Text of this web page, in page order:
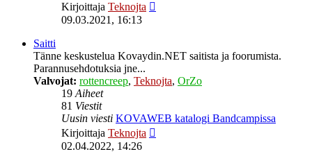
Kirjoittaja Teknojta
09.03.2021, 16:13
Saitti
Tänne keskustelua Kovaydin.NET saitista ja foorumista.
Parannusehdotuksia jne...
Valvojat: rottencreep, Teknojta, OrZo
19Aiheet
81 Viestit
Uusin viesti KOVAWEB katalogi Bandcampissa
Kirjoittaja Teknojta
02.04.2022, 14:26